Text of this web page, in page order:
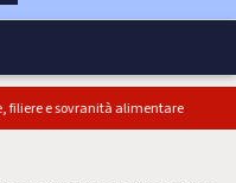
e sovranità alimentare